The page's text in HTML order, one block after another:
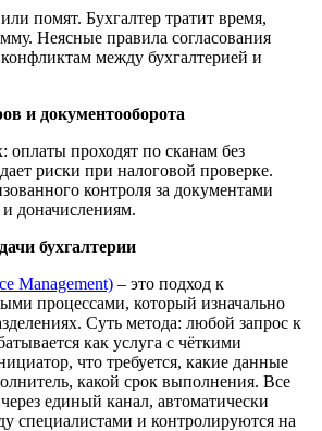
помят. Бухгалтер тратит время,
Неясные правила согласования
между бухгалтерией и
и документооборота
оплаты проходят по сканам без
риски при налоговой проверке.
контроля за документами
доначислениям.
бухгалтерии
Management) – это подход к
процессами, который изначально
Суть метода: любой запрос к
как услуга с чёткими
что требуется, какие данные
какой срок выполнения. Все
единый канал, автоматически
специалистами и контролируются на